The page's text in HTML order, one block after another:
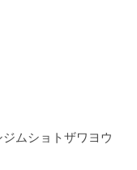
ムショトザワヨウ